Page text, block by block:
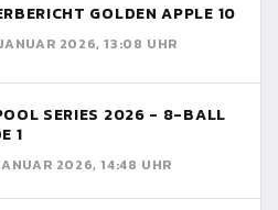
GOLDEN APPLE 10
2026, 13:08 UHR
SERIES 2026 - 8-BALL
1
2026, 14:48 UHR